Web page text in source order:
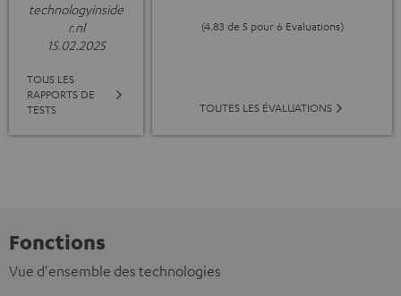
technologyinside
r.nl
15.02.2025
TOUS LES
RAPPORTS DE
TESTS
(4.83 de 5 pour 6 Evaluations)
TOUTES LES ÉVALUATIONS
Fonctions
Vue d'ensemble des technologies